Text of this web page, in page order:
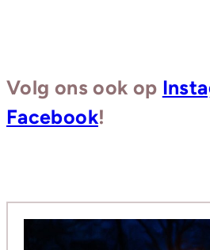
Volg ons ook op
Facebook!